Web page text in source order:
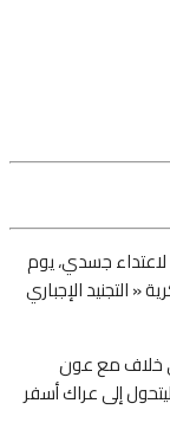
جسدي، يوم
« التجنيد الإجباري
خلاف مع عون
إلى عراك أسفر